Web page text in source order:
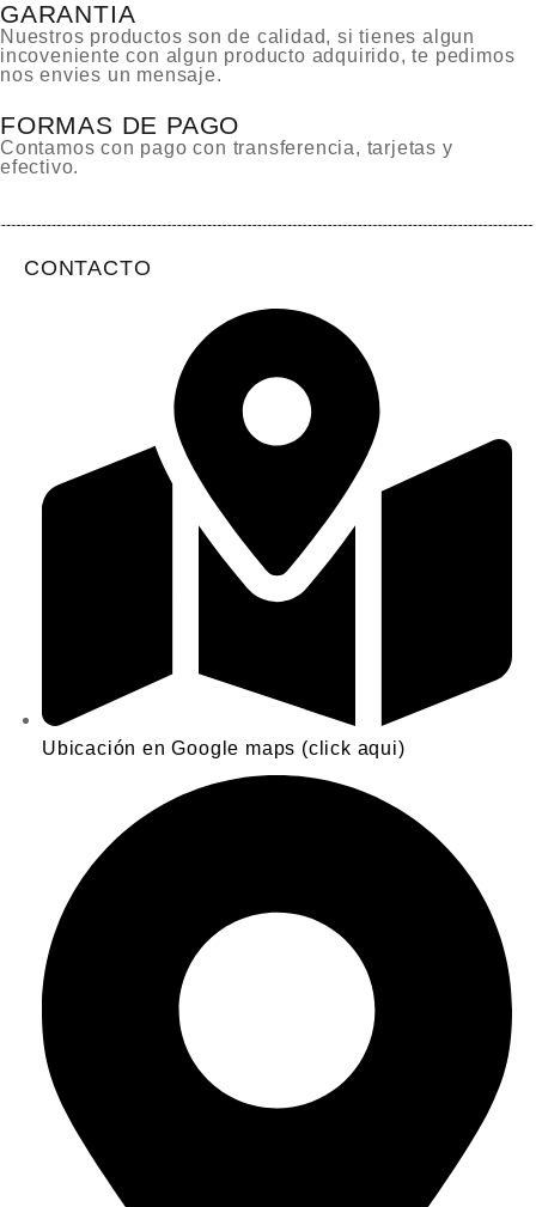
GARANTIA
Nuestros productos son de calidad, si tienes algun
incoveniente con algun producto adquirido, te pedimos
nos envies un mensaje.
FORMAS DE PAGO
Contamos con pago con transferencia, tarjetas y
efectivo.
CONTACTO
Ubicación en Google maps (click aqui)